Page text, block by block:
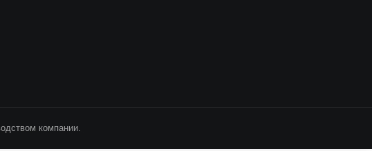
компании.